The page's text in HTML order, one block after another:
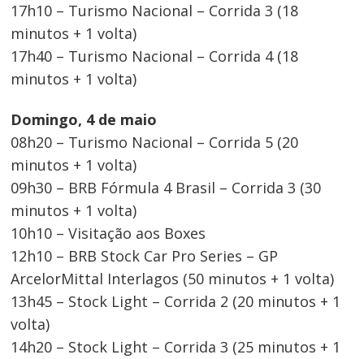
17h10 – Turismo Nacional – Corrida 3 (18
minutos + 1 volta)
17h40 – Turismo Nacional – Corrida 4 (18
minutos + 1 volta)
Domingo, 4 de maio
08h20 – Turismo Nacional – Corrida 5 (20
minutos + 1 volta)
09h30 – BRB Fórmula 4 Brasil – Corrida 3 (30
minutos + 1 volta)
10h10 – Visitação aos Boxes
12h10 – BRB Stock Car Pro Series – GP
ArcelorMittal Interlagos (50 minutos + 1 volta)
13h45 – Stock Light – Corrida 2 (20 minutos + 1
volta)
14h20 – Stock Light – Corrida 3 (25 minutos + 1